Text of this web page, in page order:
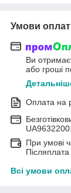
Умови
Ви
або гроші
Оплата на
При умові
Всі умови